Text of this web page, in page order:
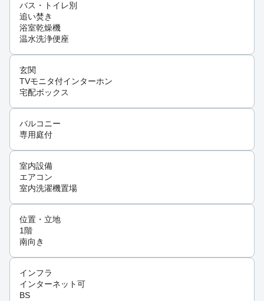
バス・トイレ別
追い焚き
浴室乾燥機
温水洗浄便座
玄関
TVモニタ付インターホン
宅配ボックス
バルコニー
専用庭付
室内設備
エアコン
室内洗濯機置場
位置・立地
1階
南向き
インフラ
インターネット可
BS